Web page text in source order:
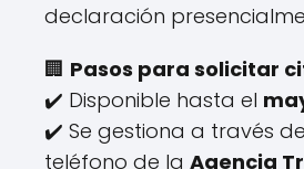
declaración
🏢 Pasos para solicitar
✔️ Disponible hasta el
✔️ Se gestiona a través
teléfono de la Agencia